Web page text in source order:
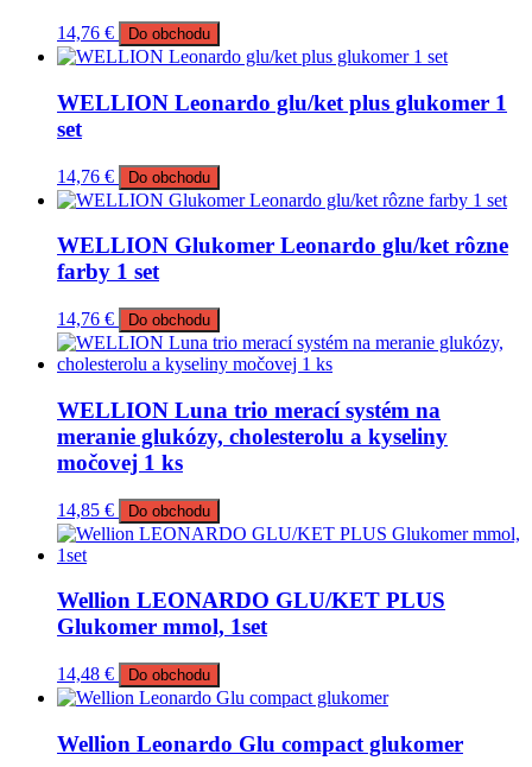
14,76 € Do obchodu
WELLION Leonardo glu/ket plus glukomer 1
set
14,76 € Do obchodu
WELLION Glukomer Leonardo glu/ket rôzne
farby 1 set
14,76 € Do obchodu
WELLION Luna trio merací systém na
meranie glukózy, cholesterolu a kyseliny
močovej 1 ks
14,85 € Do obchodu
Wellion LEONARDO GLU/KET PLUS
Glukomer mmol, 1set
14,48 € Do obchodu
Wellion Leonardo Glu compact glukomer